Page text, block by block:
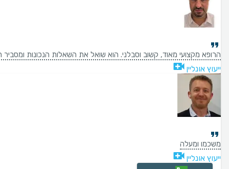
הרופא מקצועי מאוד, קשוב וסבלני. הוא שואל את השאלות הנכונות ומסביר
ייעוץ אונליין
משכמו ומעלה
ייעוץ אונליין